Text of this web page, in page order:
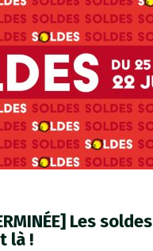
Les soldes
là !